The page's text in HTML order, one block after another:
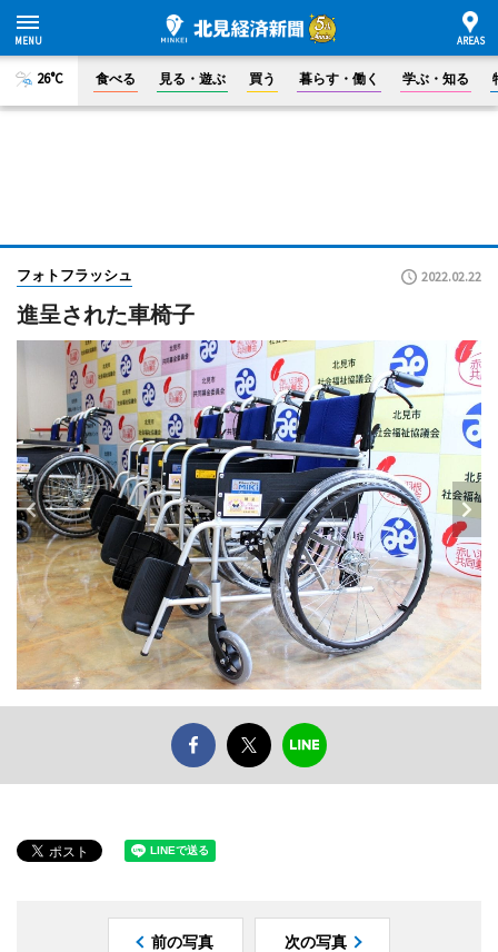
26°C 食べる 見る・遊ぶ 買う 暮らす・働く 学ぶ・知る
フォトフラッシュ 2022.02.22
進呈された車椅子
前の写真 次の写真